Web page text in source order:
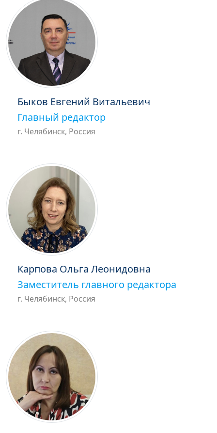
Быков Евгений Витальевич
Главный редактор
г. Челябинск, Россия
Карпова Ольга Леонидовна
Заместитель главного редактора
г. Челябинск, Россия